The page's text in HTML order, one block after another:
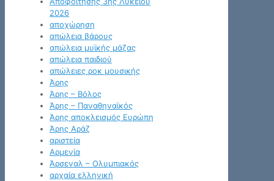
2026
αποχώρηση
απώλεια βάρους
απώλεια μυϊκής μάζας
απώλεια παιδιού
απώλειες ροκ μουσικής
Άρης
Άρης – Βόλος
Άρης – Παναθηναϊκός
Άρης αποκλεισμός Ευρώπη
Άρης Αράζ
αριστεία
Αρμενία
Άρσεναλ – Ολυμπιακός
αρχαία ελληνική